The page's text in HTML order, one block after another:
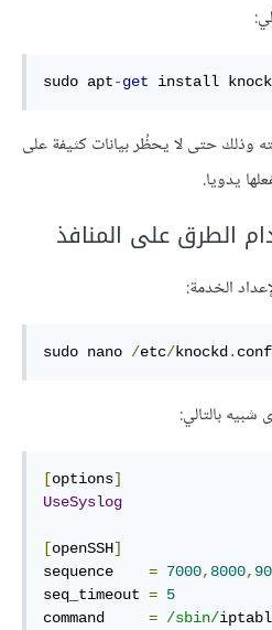
sudo apt-get install
وذلك حتى لا يحظُر بيانات كثيفة على
يدويا.
الخدمة:
sudo nano /etc/knockd . conf
بالتالي:
[options]
UseSyslog
[openSSH]
sequence = 7000, 8000,
seq_timeout = 5
command = /sbin/